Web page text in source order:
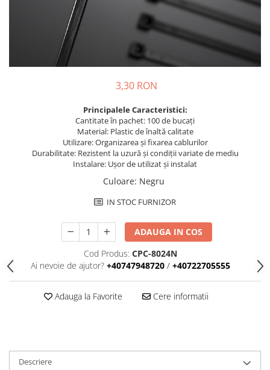
Papuci CU și AL
Pat de cablu PVC
Pini, riglete, cleme
Țeavă PVC și copex
Cofrete, dulapuri și doze
Cofrete de plastic și accesorii
Coftere metalice și accesorii
Iluminat de Siguranță
Lumini exterioare
Montaj Lateral Catarg
3,30 RON
Principalele Caracteristici:
Cantitate în pachet: 100 de bucați
Material: Plastic de înaltă calitate
Utilizare: Organizarea și fixarea cablurilor
Durabilitate: Rezistent la uzură și condiții variate de mediu
Instalare: Ușor de utilizat și instalat
Culoare: Negru
IN STOC FURNIZOR
ADAUGA IN COS
Cod Produs: CPC-8024N
Ai nevoie de ajutor? +40747948720 / +40722705555
Adauga la Favorite Cere informatii
Descriere